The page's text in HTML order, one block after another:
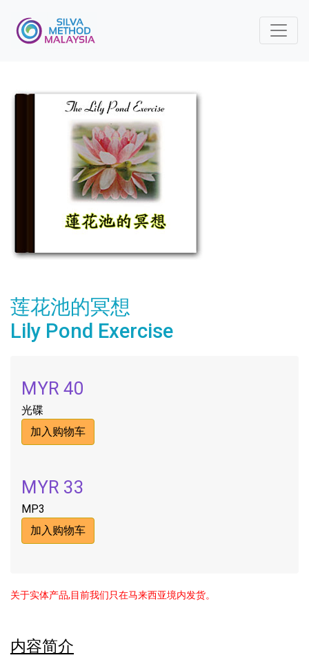
莲花池的冥想
Lily Pond Exercise
MYR 40
光碟
加入购物车
MYR 33
MP3
加入购物车
关于实体产品,目前我们只在马来西亚境内发货。
内容简介